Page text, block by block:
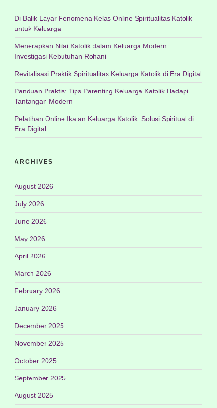
Di Balik Layar Fenomena Kelas Online Spiritualitas Katolik
untuk Keluarga
Menerapkan Nilai Katolik dalam Keluarga Modern:
Investigasi Kebutuhan Rohani
Revitalisasi Praktik Spiritualitas Keluarga Katolik di Era Digital
Panduan Praktis: Tips Parenting Keluarga Katolik Hadapi
Tantangan Modern
Pelatihan Online Ikatan Keluarga Katolik: Solusi Spiritual di
Era Digital
ARCHIVES
August 2026
July 2026
June 2026
May 2026
April 2026
March 2026
February 2026
January 2026
December 2025
November 2025
October 2025
September 2025
August 2025